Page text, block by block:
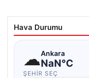
Hava Durumu
☁Ankara
NaN°C
ŞEHIR SEÇ